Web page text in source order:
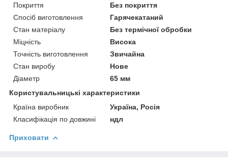
Покриття
Без покриття
Спосіб виготовлення
Гарячекатаний
Стан матеріалу
Без термічної обробки
Міцність
Висока
Точність виготовлення
Звичайна
Стан виробу
Нове
Діаметр
65 мм
Користувальницькі характеристики
Країна виробник
Україна, Росія
Класифікація по довжині
ндл
Приховати